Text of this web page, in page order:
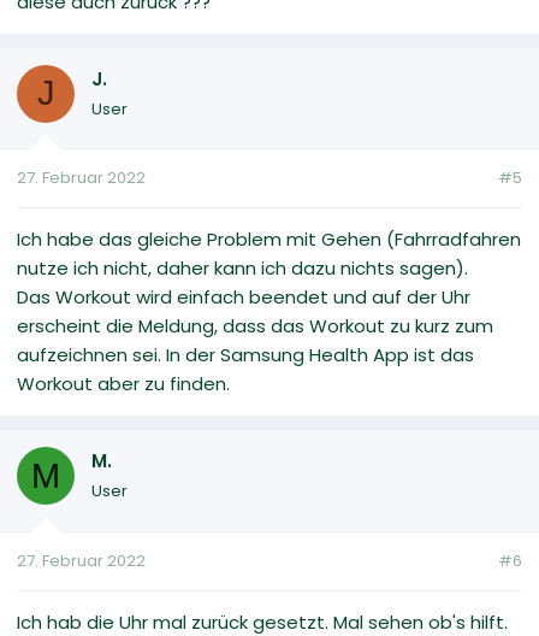
J J.
User
27. Februar 2022 #5
Ich habe das gleiche Problem mit Gehen (Fahrradfahren
nutze ich nicht, daher kann ich dazu nichts sagen).
Das Workout wird einfach beendet und auf der Uhr
erscheint die Meldung, dass das Workout zu kurz zum
aufzeichnen sei. In der Samsung Health App ist das
Workout aber zu finden.
M M.
User
27. Februar 2022 #6
Ich hab die Uhr mal zurück gesetzt. Mal sehen ob's hilft.